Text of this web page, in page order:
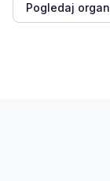
Pogledaj